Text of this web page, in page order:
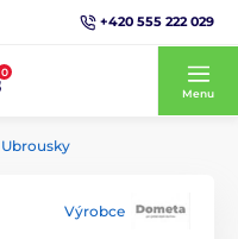
+420 555 222 029
0
Menu
Ubrousky
Výrobce